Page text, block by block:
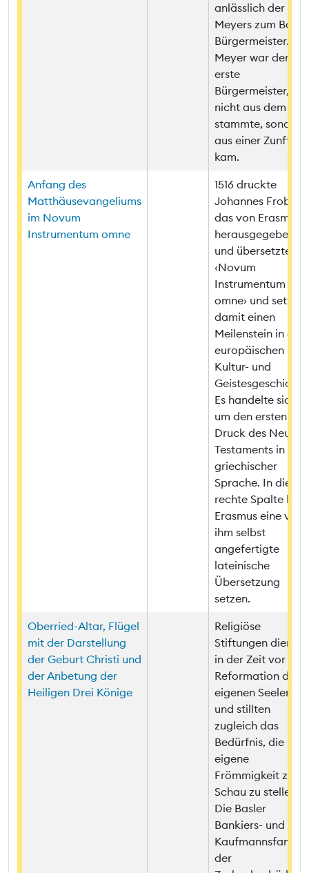
anlässlich der
Meyers zum
Bürgermeister.
Meyer war der
erste
Bürgermeister, der
nicht aus dem
stammte, sondern
aus einer Zunft
kam.
Anfang des
Matthäusevangeliums
im Novum
Instrumentum omne
1516 druckte
Johannes Froben
das von Erasmus
herausgegebene
und übersetzte
‹Novum
Instrumentum
omne› und setzte
damit einen
Meilenstein in der
europäischen
Kultur- und
Es handelte sich
um den ersten
Druck des Neuen
Testaments in
griechischer
Sprache. In die
rechte Spalte liess
Erasmus eine von
ihm selbst
angefertigte
lateinische
Übersetzung
setzen.
Oberried-Altar, Flügel
mit der Darstellung
der Geburt Christi und
der Anbetung der
Heiligen Drei Könige
Religiöse
Stiftungen dienten
in der Zeit vor der
Reformation dem
eigenen Seelenheil
und stillten
zugleich das
Bedürfnis, die
eigene
Frömmigkeit zur
Schau zu stellen.
Die Basler
Bankiers- und
Kaufmannsfamilie
der